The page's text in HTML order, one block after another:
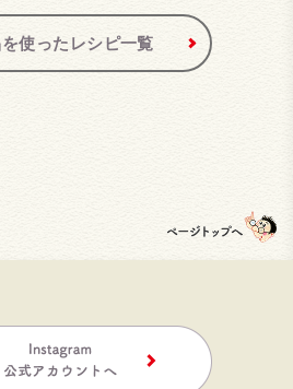
使ったレシピ一覧